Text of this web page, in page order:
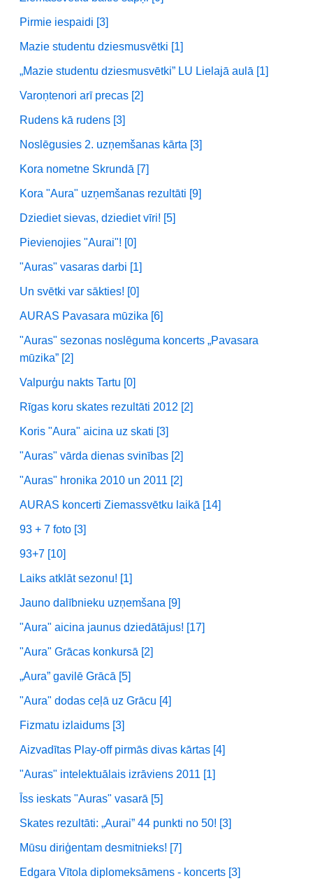
Pirmie iespaidi [3]
Mazie studentu dziesmusvētki [1]
„Mazie studentu dziesmusvētki” LU Lielajā aulā [1]
Varoņtenori arī precas [2]
Rudens kā rudens [3]
Noslēgusies 2. uzņemšanas kārta [3]
Kora nometne Skrundā [7]
Kora "Aura" uzņemšanas rezultāti [9]
Dziediet sievas, dziediet vīri! [5]
Pievienojies "Aurai"! [0]
"Auras" vasaras darbi [1]
Un svētki var sākties! [0]
AURAS Pavasara mūzika [6]
"Auras" sezonas noslēguma koncerts „Pavasara
mūzika” [2]
Valpurģu nakts Tartu [0]
Rīgas koru skates rezultāti 2012 [2]
Koris "Aura" aicina uz skati [3]
"Auras" vārda dienas svinības [2]
"Auras" hronika 2010 un 2011 [2]
AURAS koncerti Ziemassvētku laikā [14]
93 + 7 foto [3]
93+7 [10]
Laiks atklāt sezonu! [1]
Jauno dalībnieku uzņemšana [9]
"Aura" aicina jaunus dziedātājus! [17]
"Aura" Grācas konkursā [2]
„Aura” gavilē Grācā [5]
"Aura" dodas ceļā uz Grācu [4]
Fizmatu izlaidums [3]
Aizvadītas Play-off pirmās divas kārtas [4]
"Auras" intelektuālais izrāviens 2011 [1]
Īss ieskats "Auras" vasarā [5]
Skates rezultāti: „Aurai” 44 punkti no 50! [3]
Mūsu diriģentam desmitnieks! [7]
Edgara Vītola diplomeksāmens - koncerts [3]